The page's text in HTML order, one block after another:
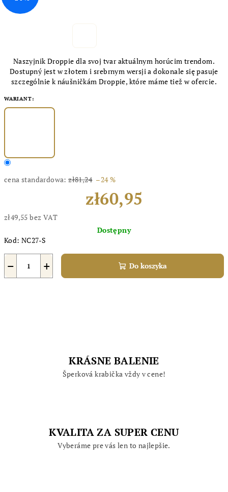
Naszyjnik Droppie dla svoj tvar aktuálnym horúcim trendom.
Dostupný jest w złotem i srebrnym wersji a dokonale się pasuje
szczególnie k náušničkám Droppie, które máme tiež w ofercie.
WARIANT:
cena standardowa: zł81,24 –24 %
zł60,95
zł49,55 bez VAT
jednostkowa:
Dostępny
Kod: NC27-S
+
− Do koszyka
KRÁSNE BALENIE
Šperková krabička vždy v cene!
KVALITA ZA SUPER CENU
Vyberáme pre vás len to najlepšie.